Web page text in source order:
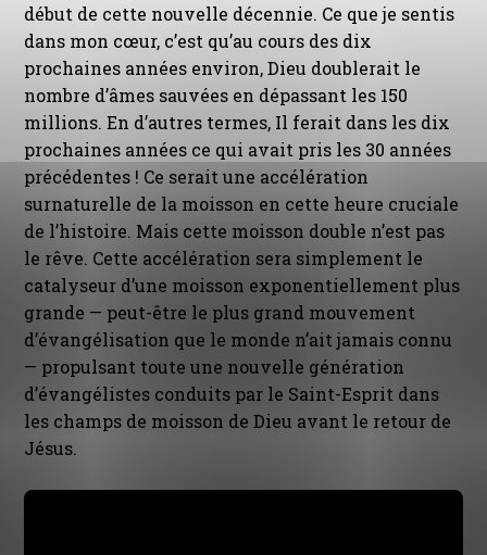
début de cette nouvelle décennie. Ce que je sentis
dans mon cœur, c’est qu’au cours des dix
prochaines années environ, Dieu doublerait le
nombre d’âmes sauvées en dépassant les 150
millions. En d’autres termes, Il ferait dans les dix
prochaines années ce qui avait pris les 30 années
précédentes ! Ce serait une accélération
surnaturelle de la moisson en cette heure cruciale
de l’histoire. Mais cette moisson double n’est pas
le rêve. Cette accélération sera simplement le
catalyseur d’une moisson exponentiellement plus
grande — peut-être le plus grand mouvement
d’évangélisation que le monde n’ait jamais connu
— propulsant toute une nouvelle génération
d’évangélistes conduits par le Saint-Esprit dans
les champs de moisson de Dieu avant le retour de
Jésus.